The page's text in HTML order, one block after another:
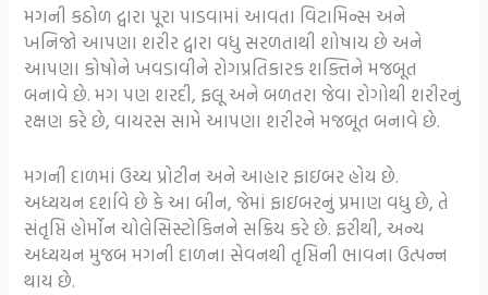
મગની કઠોળ દ્વારા પૂરા પાડવામાં આવતા વિટામિન્સ અને
ખનિજો આપણા શરીર દ્વારા વધુ સરળતાથી શોષાય છે અને
આપણા કોષોને ખવડાવીને રોગપ્રતિકારક શક્તિને મજબૂત
બનાવે છે. મગ પણ શરદી, ફલૂ અને બળતરા જેવા રોગોથી શરીરનું
રક્ષણ કરે છે, વાયરસ સામે આપણા શરીરને મજબૂત બનાવે છે.
મગની દાળમાં ઉચ્ચ પ્રોટીન અને આહાર ફાઇબર હોય છે.
અધ્યયન દર્શાવે છે કે આ બીન, જેમાં ફાઇબરનું પ્રમાણ વધુ છે, તે
સંતૃપ્તિ હોર્મોન ચોલેસિસ્ટોકિનને સક્રિય કરે છે. ફરીથી, અન્ય
અધ્યયન મુજબ મગની દાળના સેવનથી તૃપ્તિની ભાવના ઉત્પન્ન
થાય છે.